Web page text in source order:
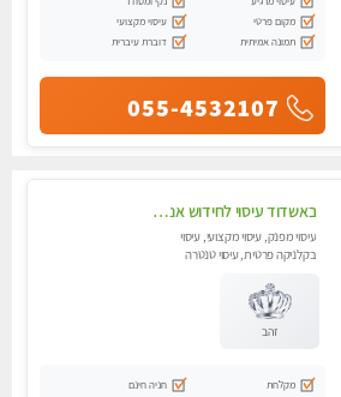
מקום פרטי
עיסוי מקצועי
תמונה אמיתית
דוברת עיברית
055-4532107
באשדוד עיסוי לחידוש אנרגיות עיסוי חלומי מומלץ מאוד ! highly recommended..new in the city
עיסוי מפנק, עיסוי מקצועי, עיסוי
בקלניקה פרטית, עיסוי טנטרה
זהב
מקלחת
חניה חינם